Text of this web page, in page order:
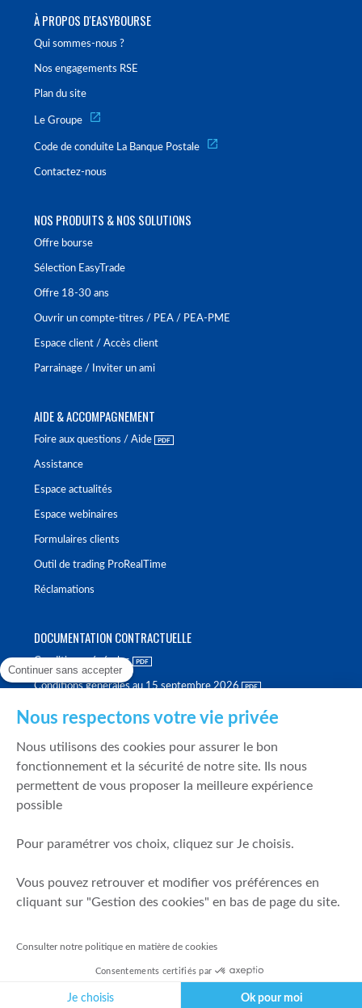
À PROPOS D'EASYBOURSE
Qui sommes-nous ?
Nos engagements RSE
Plan du site
Le Groupe
Code de conduite La Banque Postale
Contactez-nous
NOS PRODUITS & NOS SOLUTIONS
Offre bourse
Sélection EasyTrade
Offre 18-30 ans
Ouvrir un compte-titres / PEA / PEA-PME
Espace client / Accès client
Parrainage / Inviter un ami
AIDE & ACCOMPAGNEMENT
Foire aux questions / Aide
Assistance
Espace actualités
Espace webinaires
Formulaires clients
Outil de trading ProRealTime
Réclamations
DOCUMENTATION CONTRACTUELLE
Conditions générales
Conditions générales au 15 septembre 2026
Politique de meilleure sélection
Politique de durabilité
Fonds de garantie des dépôts et de résolution
Mentions légales
Prévention de la fraude
Politique de gestion des conflits d'intérêts
Continuer sans accepter
Nous respectons votre vie privée
Nous utilisons des cookies pour assurer le bon
fonctionnement et la sécurité de notre site. Ils nous
permettent de vous proposer la meilleure expérience
possible
Pour paramétrer vos choix, cliquez sur Je choisis.
Vous pouvez retrouver et modifier vos préférences en
cliquant sur "Gestion des cookies" en bas de page du site.
Consulter notre politique en matière de cookies
Consentements certifiés par
Je choisis Ok pour moi